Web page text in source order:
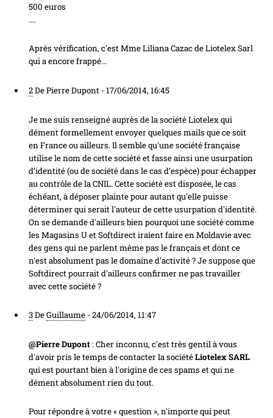
500 euros
....
Après vérification, c'est Mme Liliana Cazac de Liotelex Sarl
qui a encore frappé...
2De Pierre Dupont -17/06/2014, 16:45
Je me suis renseigné auprès de la société Liotelex qui
dément formellement envoyer quelques mails que ce soit
en France ou ailleurs. Il semble qu'une société française
utilise le nom de cette société et fasse ainsi une usurpation
d’identité (ou de société dans le cas d’espèce) pour échapper
au contrôle de la CNIL. Cette société est disposée, le cas
échéant, à déposer plainte pour autant qu'elle puisse
déterminer qui serait l'auteur de cette usurpation d'identité.
On se demande d'ailleurs bien pourquoi une société comme
les Magasins U et Softdirect iraient faire en Moldavie avec
des gens qui ne parlent même pas le français et dont ce
n'est absolument pas le domaine d'activité ? Je suppose que
Softdirect pourrait d'ailleurs confirmer ne pas travailler
avec cette société ?
3DeGuillaume-24/06/2014, 11:47
@Pierre Dupont: Cher inconnu, c'est très gentil à vous
d'avoir pris le temps de contacter la sociétéLiotelex SARL
qui est pourtant bien à l'origine de ces spams et qui ne
dément absolument rien du tout.
Pour répondre à votre « question », n'importe qui peut